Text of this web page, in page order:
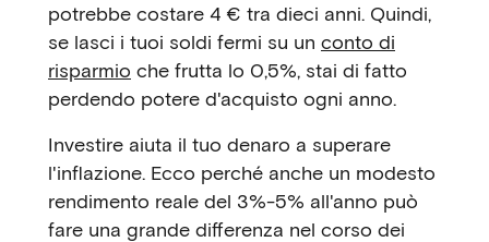
potrebbe costare 4 € tra dieci anni. Quindi,
se lasci i tuoi soldi fermi su un conto di
risparmio che frutta lo 0,5%, stai di fatto
perdendo potere d'acquisto ogni anno.
Investire aiuta il tuo denaro a superare
l'inflazione. Ecco perché anche un modesto
rendimento reale del 3%-5% all'anno può
fare una grande differenza nel corso dei